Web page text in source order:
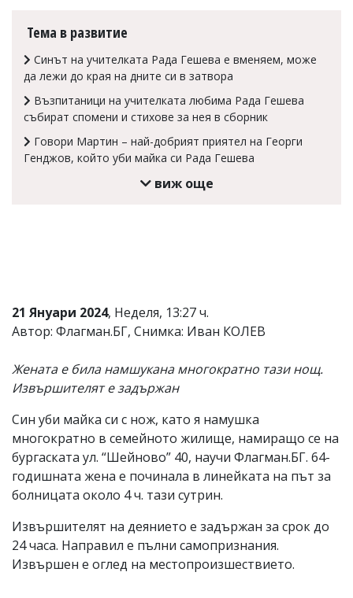
читателите
редакцията
носи
отговорност
Тема в развитие
Синът на учителката Рада Гешева е вменяем, може
да лежи до края на дните си в затвора
Възпитаници на учителката любима Рада Гешева
събират спомени и стихове за нея в сборник
Говори Мартин – най-добрият приятел на Георги
Генджов, който уби майка си Рада Гешева
виж още
21 Януари 2024, Неделя, 13:27 ч.
Автор: Флагман.БГ, Снимка: Иван КОЛЕВ
Жената е била намшукана многократно тази нощ.
Извършителят е задържан
Син уби майка си с нож, като я намушка
многократно в семейното жилище, намиращо се на
бургаската ул. “Шейново” 40, научи Флагман.БГ. 64-
годишната жена е починала в линейката на път за
болницата около 4 ч. тази сутрин.
Извършителят на деянието е задържан за срок до
24 часа. Направил е пълни самопризнания.
Извършен е оглед на местопроизшествието.